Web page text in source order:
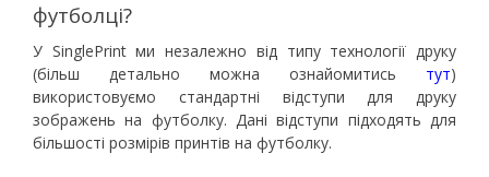
футболці?
У SinglePrint ми незалежно від типу технології друку
(більш детально можна ознайомитись тут)
використовуємо стандартні відступи для друку
зображень на футболку. Дані відступи підходять для
більшості розмірів принтів на футболку.